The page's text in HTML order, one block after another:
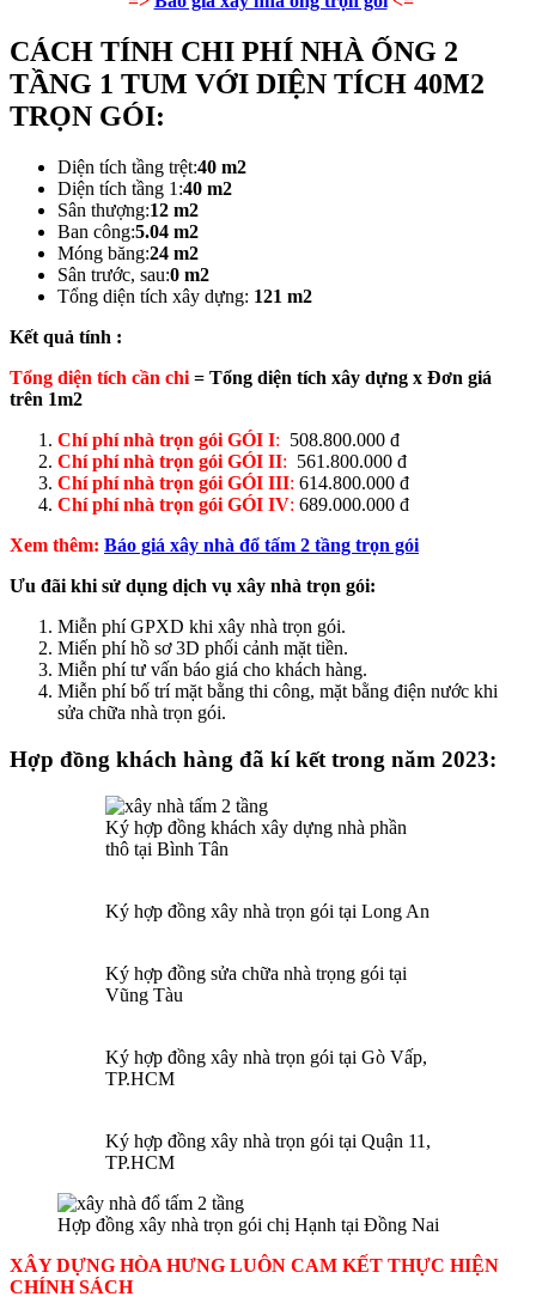
CÁCH TÍNH CHI PHÍ NHÀ ỐNG 2
TẦNG 1 TUM VỚI DIỆN TÍCH 40M2
TRỌN GÓI:
Diện tích tầng trệt:40 m2
Diện tích tầng 1:40 m2
Sân thượng:12 m2
Ban công:5.04 m2
Móng băng:24 m2
Sân trước, sau:0 m2
Tổng diện tích xây dựng: 121 m2
Kết quả tính :
Tổng diện tích cần chi = Tổng diện tích xây dựng x Đơn giá
trên 1m2
Chí phí nhà trọn gói GÓI I: 508.800.000 đ
Chí phí nhà trọn gói GÓI II: 561.800.000 đ
Chí phí nhà trọn gói GÓI III: 614.800.000 đ
Chí phí nhà trọn gói GÓI IV: 689.000.000 đ
Xem thêm: Báo giá xây nhà đổ tấm 2 tầng trọn gói
Ưu đãi khi sử dụng dịch vụ xây nhà trọn gói:
Miễn phí GPXD khi xây nhà trọn gói.
Miến phí hồ sơ 3D phối cảnh mặt tiền.
Miễn phí tư vấn báo giá cho khách hàng.
Miễn phí bố trí mặt bằng thi công, mặt bằng điện nước khi
sửa chữa nhà trọn gói.
Hợp đồng khách hàng đã kí kết trong năm 2023:
Ký hợp đồng khách xây dựng nhà phần
thô tại Bình Tân
Ký hợp đồng xây nhà trọn gói tại Long An
Ký hợp đồng sửa chữa nhà trọng gói tại
Vũng Tàu
Ký hợp đồng xây nhà trọn gói tại Gò Vấp,
TP.HCM
Ký hợp đồng xây nhà trọn gói tại Quận 11,
TP.HCM
Hợp đồng xây nhà trọn gói chị Hạnh tại Đồng Nai
XÂY DỰNG HÒA HƯNG LUÔN CAM KẾT THỰC HIỆN
CHÍNH SÁCH